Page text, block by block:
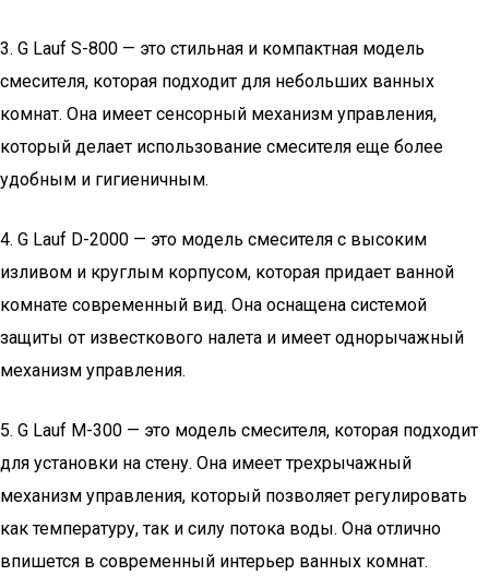
3. G Lauf S-800 — это стильная и компактная модель
смесителя, которая подходит для небольших ванных
комнат. Она имеет сенсорный механизм управления,
который делает использование смесителя еще более
удобным и гигиеничным.
4. G Lauf D-2000 — это модель смесителя с высоким
изливом и круглым корпусом, которая придает ванной
комнате современный вид. Она оснащена системой
защиты от известкового налета и имеет однорычажный
механизм управления.
5. G Lauf M-300 — это модель смесителя, которая подходит
для установки на стену. Она имеет трехрычажный
механизм управления, который позволяет регулировать
как температуру, так и силу потока воды. Она отлично
впишется в современный интерьер ванных комнат.